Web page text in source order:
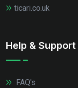
ticari.co.uk
Help & Support
FAQ's